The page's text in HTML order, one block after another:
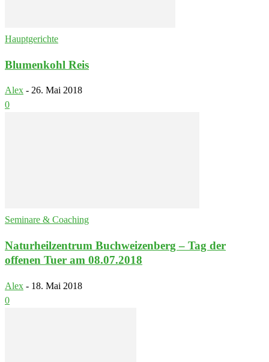
Hauptgerichte
Blumenkohl Reis
Alex - 26. Mai 2018
0
Seminare & Coaching
Naturheilzentrum Buchweizenberg – Tag der
offenen Tuer am 08.07.2018
Alex - 18. Mai 2018
0